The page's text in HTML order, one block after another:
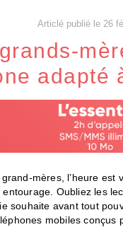
Articlé publié le 26
adapté
mères, l’heure
Oubliez les
souhaite avant tout
mobiles conçus